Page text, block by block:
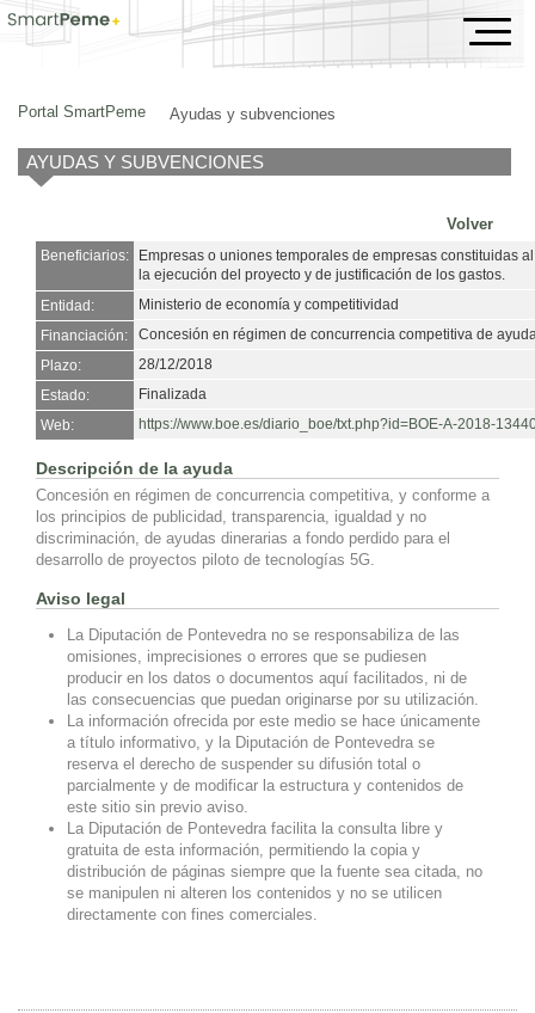
Ayudas y subvenciones
Portal SmartPeme Ayudas y subvenciones
AYUDAS Y SUBVENCIONES
Volver
Beneficiarios:
Empresas o uniones temporales de empresas constituidas
la ejecución del proyecto y de justificación de los gastos.
Entidad:
Ministerio de economía y competitividad
Financiación:
Concesión en régimen de concurrencia competitiva de
Plazo:
28/12/2018
Estado:
Finalizada
Web:
https://www.boe.es/diario_boe/txt.php?id=BOE-A-2018-
Descripción de la ayuda
Concesión en régimen de concurrencia competitiva, y conforme a
los principios de publicidad, transparencia, igualdad y no
discriminación, de ayudas dinerarias a fondo perdido para el
desarrollo de proyectos piloto de tecnologías 5G.
Aviso legal
La Diputación de Pontevedra no se responsabiliza de las
omisiones, imprecisiones o errores que se pudiesen
producir en los datos o documentos aquí facilitados, ni de
las consecuencias que puedan originarse por su utilización.
La información ofrecida por este medio se hace únicamente
a título informativo, y la Diputación de Pontevedra se
reserva el derecho de suspender su difusión total o
parcialmente y de modificar la estructura y contenidos de
este sitio sin previo aviso.
La Diputación de Pontevedra facilita la consulta libre y
gratuita de esta información, permitiendo la copia y
distribución de páginas siempre que la fuente sea citada, no
se manipulen ni alteren los contenidos y no se utilicen
directamente con fines comerciales.